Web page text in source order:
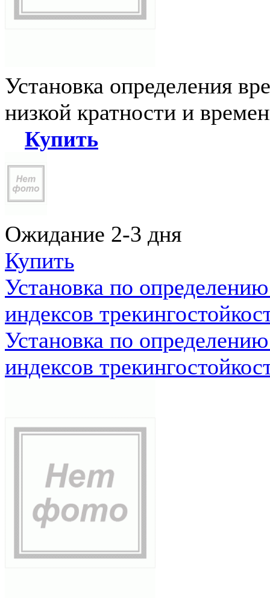
Установка определения
низкой кратности и
Купить
Ожидание 2-3 дня
Купить
Установка по
индексов
Установка по
индексов